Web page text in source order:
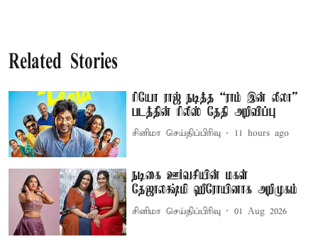
Related Stories
ரியோ ராஜ் நடித்த “ராம் இன் லீலா”
படத்தின் ரிலீஸ் தேதி அறிவிப்பு
சினிமா செய்திப்பிரிவு 11 hours ago
நடிகை ஊர்வசியின் மகள்
தேஜாலக்ஷ்மி ஹீரோயினாக அறிமுகம்
சினிமா செய்திப்பிரிவு 01 Aug 2026